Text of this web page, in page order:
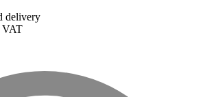
delivery
VAT